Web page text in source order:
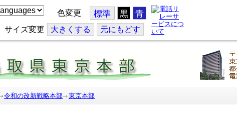
色変更 標準 黒 青
サイズ変更 大きくする 元にもどす
令和の改新戦略本部 東京本部